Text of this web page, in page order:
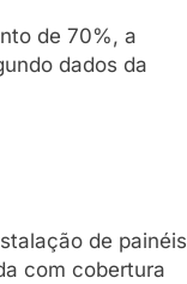
de 70%, a
dados da
de painéis
com cobertura